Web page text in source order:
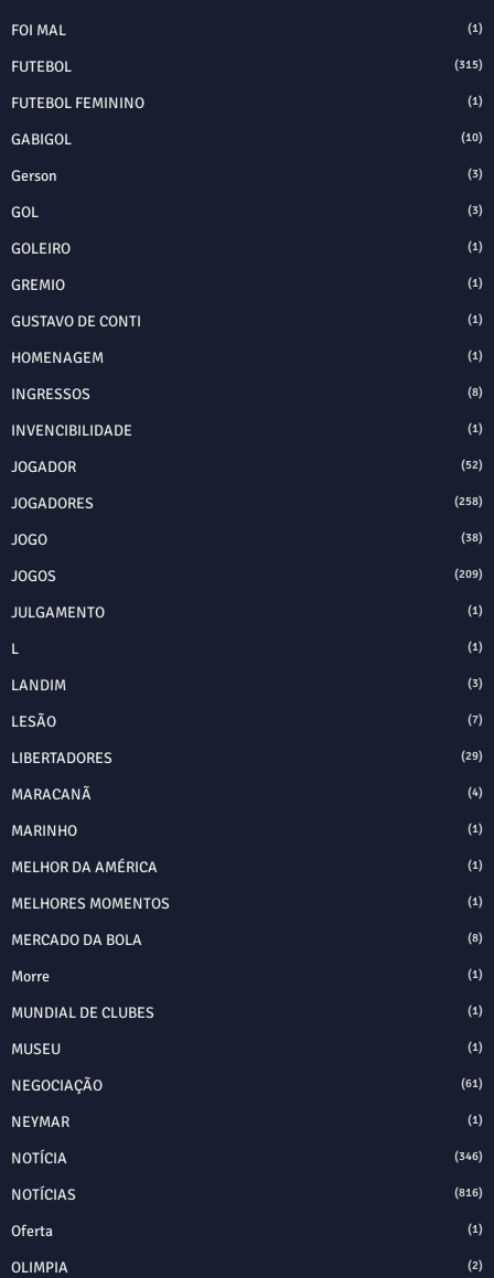
FOI MAL
(1)
FUTEBOL (315)
FUTEBOL FEMININO (1)
GABIGOL (10)
Gerson (3)
GOL (3)
GOLEIRO (1)
GREMIO (1)
GUSTAVO DE CONTI (1)
HOMENAGEM (1)
INGRESSOS (8)
INVENCIBILIDADE (1)
JOGADOR (52)
JOGADORES (258)
JOGO (38)
JOGOS (209)
JULGAMENTO (1)
L (1)
LANDIM (3)
LESÃO (7)
LIBERTADORES (29)
MARACANÃ (4)
MARINHO (1)
MELHOR DA AMÉRICA (1)
MELHORES MOMENTOS (1)
MERCADO DA BOLA (8)
Morre (1)
MUNDIAL DE CLUBES (1)
MUSEU (1)
NEGOCIAÇÃO (61)
NEYMAR (1)
NOTÍCIA (346)
NOTÍCIAS (816)
Oferta (1)
OLIMPIA (2)